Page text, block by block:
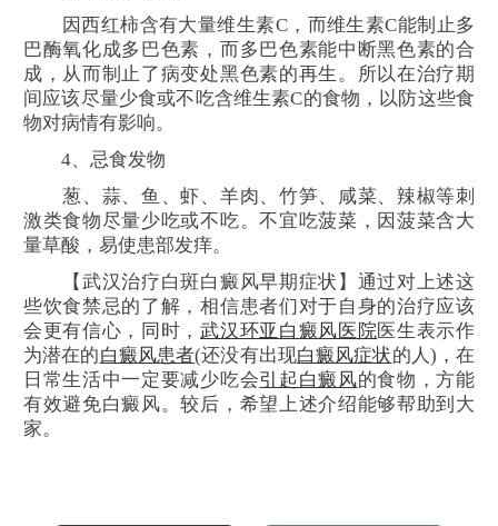
因西红柿含有大量维生素C，而维生素C能制止多
巴酶氧化成多巴色素，而多巴色素能中断黑色素的合
成，从而制止了病变处黑色素的再生。所以在治疗期
间应该尽量少食或不吃含维生素C的食物，以防这些食
物对病情有影响。
4、忌食发物
葱、蒜、鱼、虾、羊肉、竹笋、咸菜、辣椒等刺
激类食物尽量少吃或不吃。不宜吃菠菜，因菠菜含大
量草酸，易使患部发痒。
【武汉治疗白斑白癜风早期症状】通过对上述这
些饮食禁忌的了解，相信患者们对于自身的治疗应该
会更有信心，同时，武汉环亚白癜风医院医生表示作
为潜在的白癜风患者(还没有出现白癜风症状的人)，在
日常生活中一定要减少吃会引起白癜风的食物，方能
有效避免白癜风。较后，希望上述介绍能够帮助到大
家。